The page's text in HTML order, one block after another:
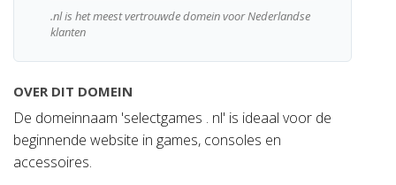
.nl is het meest vertrouwde domein voor Nederlandse
klanten
OVER DIT DOMEIN
De domeinnaam 'selectgames . nl' is ideaal voor de
beginnende website in games, consoles en
accessoires.